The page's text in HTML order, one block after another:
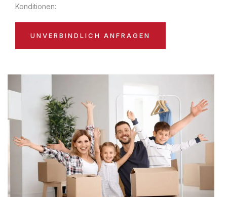
Konditionen:
UNVERBINDLICH ANFRAGEN